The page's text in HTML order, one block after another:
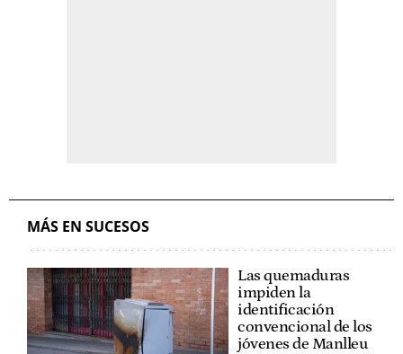
MÁS EN SUCESOS
Las quemaduras
impiden la
identificación
convencional de los
jóvenes de Manlleu